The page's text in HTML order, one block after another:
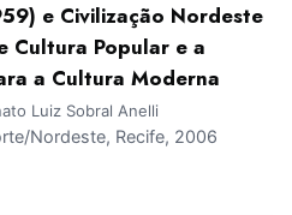
e Civilização Nordeste
Cultura Popular e a
a Cultura Moderna
Luiz Sobral Anelli
Nordeste, Recife, 2006